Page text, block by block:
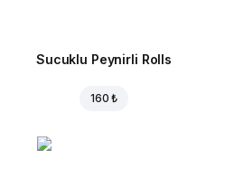
Sucuklu Peynirli Rolls
160 ₺